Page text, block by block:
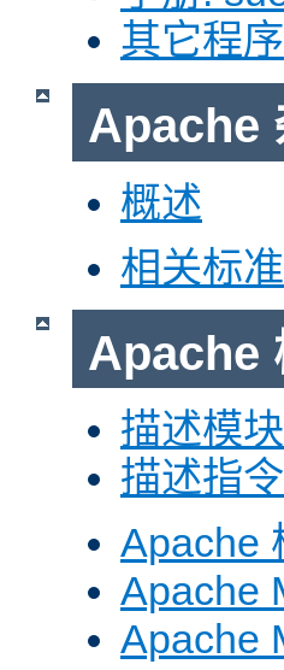
其它程序
Apache
概述
相关标准
Apache
描述模
描述指
Apache
Apache
Apache